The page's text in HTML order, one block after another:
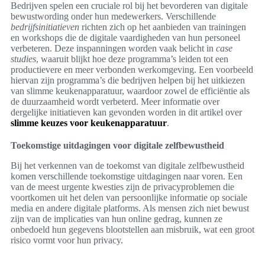
Bedrijven spelen een cruciale rol bij het bevorderen van digitale
bewustwording onder hun medewerkers. Verschillende
bedrijfsinitiatieven richten zich op het aanbieden van trainingen
en workshops die de digitale vaardigheden van hun personeel
verbeteren. Deze inspanningen worden vaak belicht in case
studies, waaruit blijkt hoe deze programma’s leiden tot een
productievere en meer verbonden werkomgeving. Een voorbeeld
hiervan zijn programma’s die bedrijven helpen bij het uitkiezen
van slimme keukenapparatuur, waardoor zowel de efficiëntie als
de duurzaamheid wordt verbeterd. Meer informatie over
dergelijke initiatieven kan gevonden worden in dit artikel over
slimme keuzes voor keukenapparatuur.
Toekomstige uitdagingen voor digitale zelfbewustheid
Bij het verkennen van de toekomst van digitale zelfbewustheid
komen verschillende toekomstige uitdagingen naar voren. Een
van de meest urgente kwesties zijn de privacyproblemen die
voortkomen uit het delen van persoonlijke informatie op sociale
media en andere digitale platforms. Als mensen zich niet bewust
zijn van de implicaties van hun online gedrag, kunnen ze
onbedoeld hun gegevens blootstellen aan misbruik, wat een groot
risico vormt voor hun privacy.